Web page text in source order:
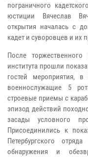
пограничного
юстиции Вячеслав
открытия началась с
кадет и суворовцев и их
После
института прошли
гостей мероприятия,
военнослужащие 5
строевые приемы с
эпизод действий
засады условного
Присоединились к
Петербургского
обнаружения и